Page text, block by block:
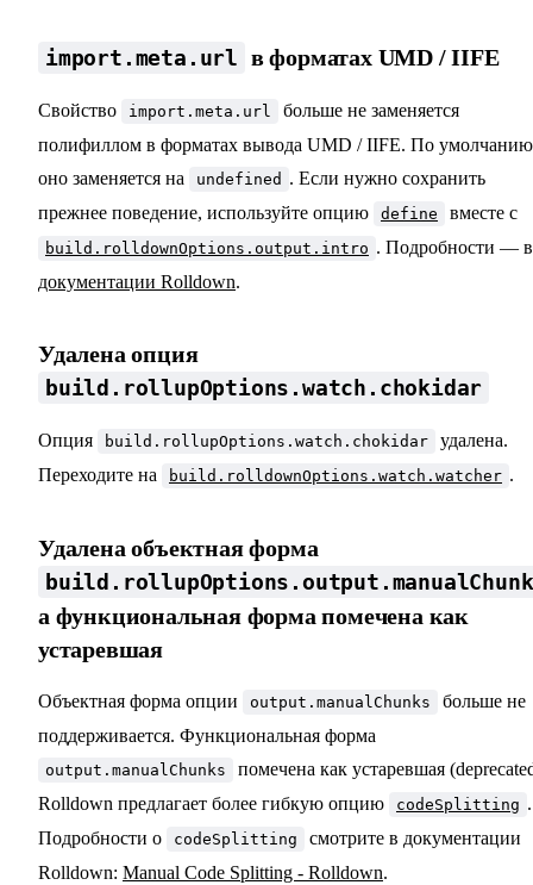
import.meta.url в форматах UMD / IIFE
Свойство import.meta.url
больше не заменяется
полифиллом в форматах вывода UMD / IIFE. По умолчанию
оно заменяется на
undefined . Если нужно сохранить
прежнее поведение, используйте опцию
define вместе с
build.rolldownOptions.output.intro . Подробности — в
документации Rolldown.
Удалена опция
build.rollupOptions.watch.chokidar
Опция build.rollupOptions.watch.chokidar
удалена.
Переходите на
build.rolldownOptions.watch.watcher .
Удалена объектная форма
а функциональная форма помечена как
устаревшая
Объектная форма опции output.manualChunks
больше не
поддерживается. Функциональная форма
output.manualChunks
помечена как устаревшая
Rolldown предлагает более гибкую опцию
codeSplitting .
Подробности о
codeSplitting
смотрите в документации
Rolldown: Manual Code Splitting - Rolldown.